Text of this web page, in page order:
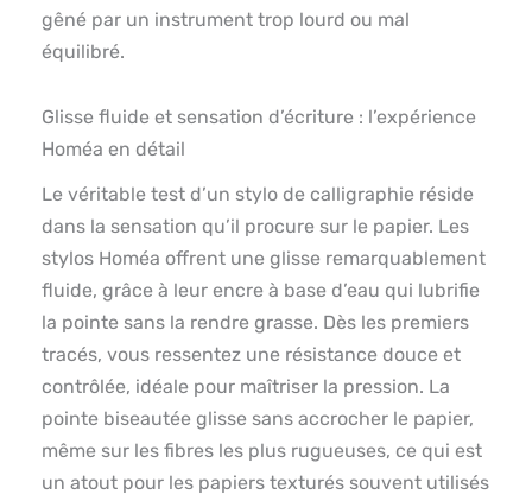
gêné par un instrument trop lourd ou mal
équilibré.
Glisse fluide et sensation d’écriture : l’expérience
Homéa en détail
Le véritable test d’un stylo de calligraphie réside
dans la sensation qu’il procure sur le papier. Les
stylos Homéa offrent une glisse remarquablement
fluide, grâce à leur encre à base d’eau qui lubrifie
la pointe sans la rendre grasse. Dès les premiers
tracés, vous ressentez une résistance douce et
contrôlée, idéale pour maîtriser la pression. La
pointe biseautée glisse sans accrocher le papier,
même sur les fibres les plus rugueuses, ce qui est
un atout pour les papiers texturés souvent utilisés